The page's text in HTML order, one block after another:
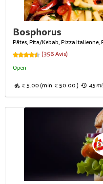
Bosphorus
Pâtes, Pita/Kebab, Pizza Italienne,
(356 Avis)
Open
€ 5.00 (min. € 50.00 ) 45